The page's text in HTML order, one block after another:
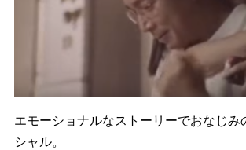
エモーショナルなストーリーでおなじみ
シャル。